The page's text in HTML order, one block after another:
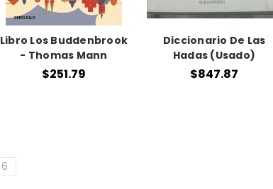
Libro Los Buddenbrook
- Thomas Mann
$251.79
Diccionario De Las
Hadas (Usado)
$847.87
6